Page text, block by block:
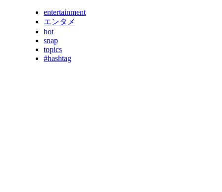
entertainment
エンタメ
hot
snap
topics
#hashtag